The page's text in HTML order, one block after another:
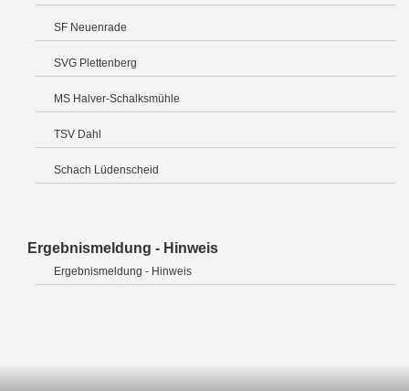
SF Neuenrade
SVG Plettenberg
MS Halver-Schalksmühle
TSV Dahl
Schach Lüdenscheid
Ergebnismeldung - Hinweis
Ergebnismeldung - Hinweis